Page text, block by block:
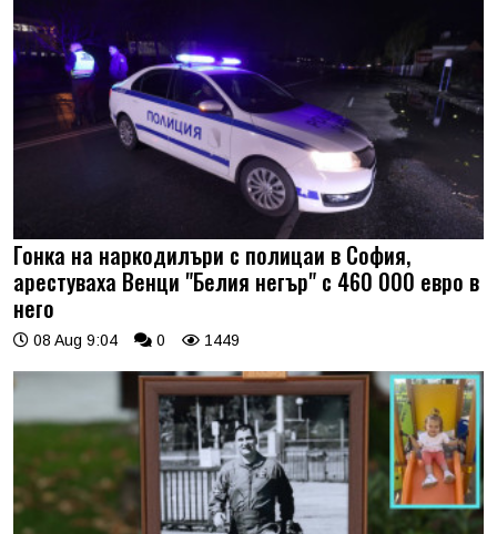
Гонка на наркодилъри с полицаи в София,
арестуваха Венци "Белия негър" с 460 000 евро в
него
08 Aug 9:04 0 1449